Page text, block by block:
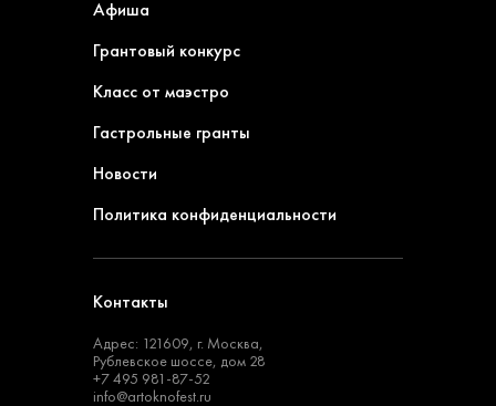
Афиша
Грантовый конкурс
Класс от маэстро
Гастрольные гранты
Новости
Политика конфиденциальности
Контакты
Адрес: 121609, г. Москва,
Рублевское шоссе, дом 28
+7 495 981-87-52
info@artoknofest.ru